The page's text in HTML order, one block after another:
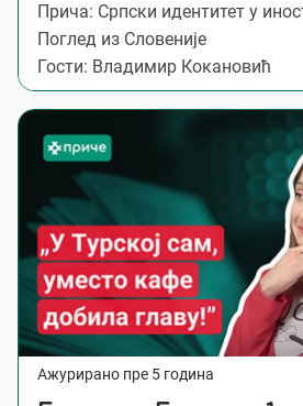
Прича: Српски идентитет у
Поглед из Словеније
Гости: Владимир Кокановић
Ажурирано пре 5 година